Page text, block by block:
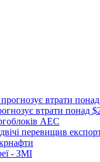
втрати понад
АЕС
перевищив
- ЗМІ